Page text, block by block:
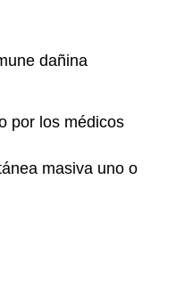
dañina
por los médicos
masiva uno o